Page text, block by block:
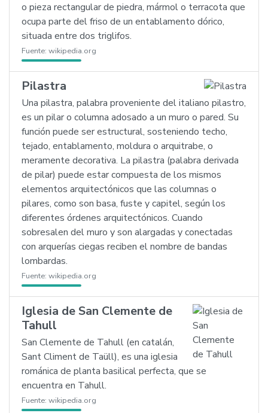
o pieza rectangular de piedra, mármol o terracota que
ocupa parte del friso de un entablamento dórico,
situada entre dos triglifos.
Fuente: wikipedia.org
Pilastra
Una pilastra, palabra proveniente del italiano pilastro,
es un pilar o columna adosado a un muro o pared. Su
función puede ser estructural, sosteniendo techo,
tejado, entablamento, moldura o arquitrabe, o
meramente decorativa. La pilastra (palabra derivada
de pilar) puede estar compuesta de los mismos
elementos arquitectónicos que las columnas o
pilares, como son basa, fuste y capitel, según los
diferentes órdenes arquitectónicos. Cuando
sobresalen del muro y son alargadas y conectadas
con arquerías ciegas reciben el nombre de bandas
lombardas.
Fuente: wikipedia.org
Iglesia de San Clemente de
Tahull
San Clemente de Tahull (en catalán,
Sant Climent de Taüll), es una iglesia
románica de planta basilical perfecta, que se
encuentra en Tahull.
Fuente: wikipedia.org